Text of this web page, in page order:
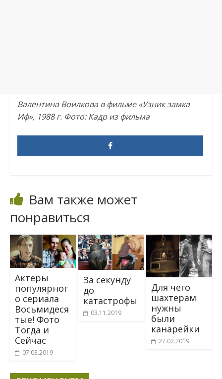
Валентина Воилкова в фильме «Узник замка
Иф», 1988 г. Фото: Кадр из фильма
Вам также может
понравиться
Актеры
популярног
о сериала
Восьмидеся
тые! Фото
Тогда и
Сейчас
07.03.2019
За секунду
до
катастрофы
03.11.2019
Для чего
шахтерам
нужны
были
канарейки
27.02.2019